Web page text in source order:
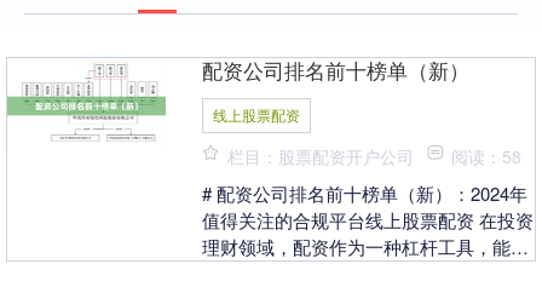
配资公司排名前十榜单（新）
线上股票配资
栏目：股票配资开户公司 阅读：58
# 配资公司排名前十榜单（新）：2024年
值得关注的合规平台线上股票配资 在投资
理财领域，配资作为一种杠杆工具，能够